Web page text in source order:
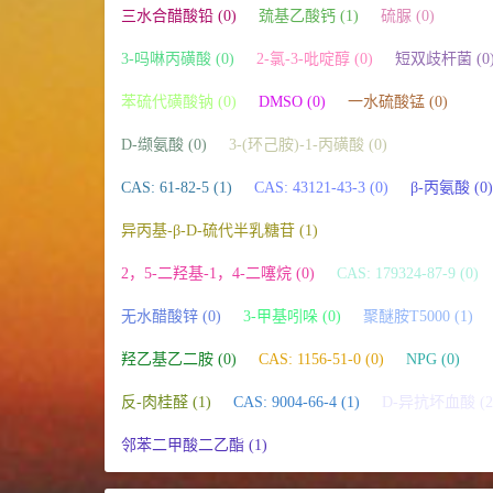
三水合醋酸铅 (0) 巯基乙酸钙 (1) 硫脲 (0)
3-吗啉丙磺酸 (0) 2-氯-3-吡啶醇 (0) 短双歧杆菌
苯硫代磺酸钠 (0) DMSO (0) 一水硫酸锰 (0)
D-缬氨酸 (0) 3-(环己胺)-1-丙磺酸 (0)
CAS: 61-82-5 (1) CAS: 43121-43-3 (0) β-丙氨酸 (0)
异丙基-β-D-硫代半乳糖苷 (1)
2，5-二羟基-1，4-二噻烷 (0) CAS: 179324-87-9 (0)
无水醋酸锌 (0) 3-甲基吲哚 (0) 聚醚胺T5000 (1)
羟乙基乙二胺 (0) CAS: 1156-51-0 (0) NPG (0)
反-肉桂醛 (1) CAS: 9004-66-4 (1) D-异抗坏血酸
邻苯二甲酸二乙酯 (1)